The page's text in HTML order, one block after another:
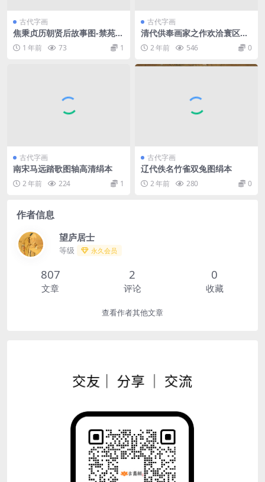
古代字画
焦秉贞历朝贤后故事图-禁苑种
谷 1 年前 73 1
古代字画
清代供奉画家之作欢洽寰区图
册 2 年前 546 0
古代字画
南宋马远踏歌图轴高清绢本
2 年前 224 1
古代字画
辽代佚名竹雀双兔图绢本
2 年前 280 0
作者信息
望庐居士
等级 永久会员
807
文章
2
评论
0
收藏
查看作者其他文章